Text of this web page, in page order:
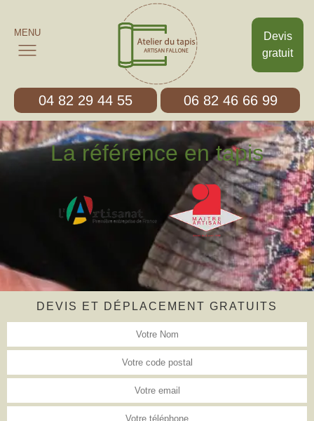
Devis
gratuit
MENU
04 82 29 44 55 06 82 46 66 99
La référence en tapis
DEVIS ET DÉPLACEMENT GRATUITS